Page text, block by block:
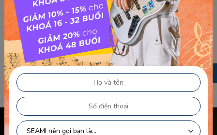
TRƯỚC
Đời gọi em biết bao lần – Trịnh Công Sơn
Mái trường mến yêu – Lê Quốc Thắng
Chính sách & điều khoản